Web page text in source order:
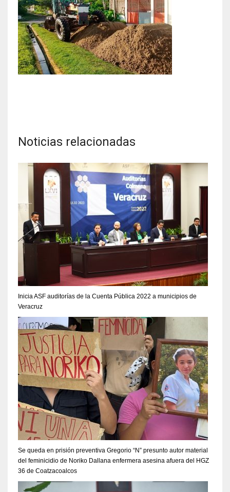
Noticias relacionadas
Inicia ASF auditorías de la Cuenta Pública 2022 a municipios de
Veracruz
Se queda en prisión preventiva Gregorio “N” presunto autor material
del feminicidio de Noriko Dallana enfermera asesina afuera del HGZ
36 de Coatzacoalcos